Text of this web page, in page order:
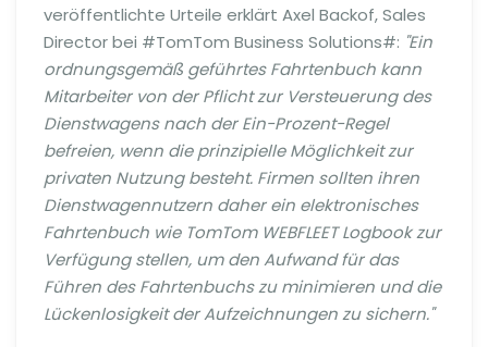
veröffentlichte Urteile erklärt Axel Backof, Sales
Director bei #TomTom Business Solutions#: "Ein
ordnungsgemäß geführtes Fahrtenbuch kann
Mitarbeiter von der Pflicht zur Versteuerung des
Dienstwagens nach der Ein-Prozent-Regel
befreien, wenn die prinzipielle Möglichkeit zur
privaten Nutzung besteht. Firmen sollten ihren
Dienstwagennutzern daher ein elektronisches
Fahrtenbuch wie TomTom WEBFLEET Logbook zur
Verfügung stellen, um den Aufwand für das
Führen des Fahrtenbuchs zu minimieren und die
Lückenlosigkeit der Aufzeichnungen zu sichern."